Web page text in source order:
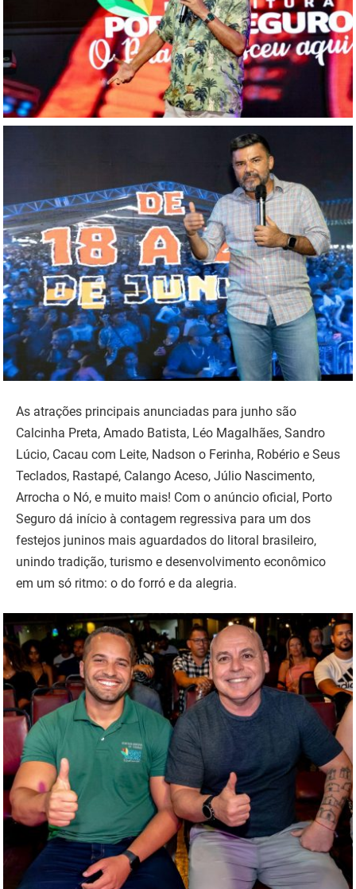
As atrações principais anunciadas para junho são
Calcinha Preta, Amado Batista, Léo Magalhães, Sandro
Lúcio, Cacau com Leite, Nadson o Ferinha, Robério e Seus
Teclados, Rastapé, Calango Aceso, Júlio Nascimento,
Arrocha o Nó, e muito mais! Com o anúncio oficial, Porto
Seguro dá início à contagem regressiva para um dos
festejos juninos mais aguardados do litoral brasileiro,
unindo tradição, turismo e desenvolvimento econômico
em um só ritmo: o do forró e da alegria.